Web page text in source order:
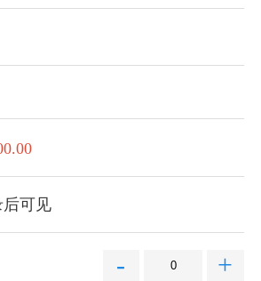
后可见
- +